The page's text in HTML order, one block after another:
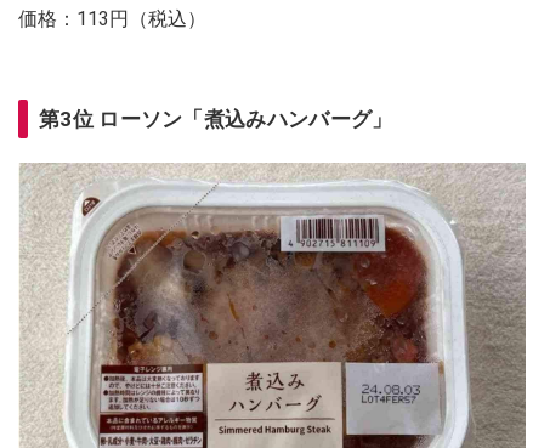
価格：113円（税込）
第3位 ローソン「煮込みハンバーグ」